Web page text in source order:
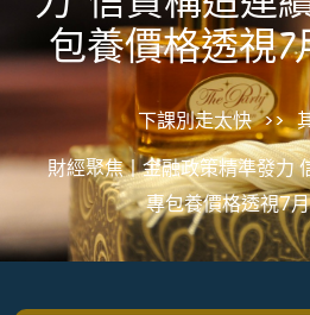
包養價格透視
下課別走太快 >>
財經聚焦丨金融政策精準發
專包養價格透視7